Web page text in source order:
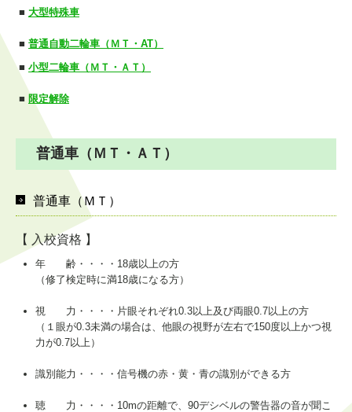
■ 大型特殊車
■ 普通自動二輪車（ＭＴ・AT）
■ 小型二輪車（ＭＴ・ＡＴ）
■ 限定解除
普通車（ＭＴ・ＡＴ）
普通車（ＭＴ）
【 入校資格 】
年 齢・・・・18歳以上の方
（修了検定時に満18歳になる方）
視 力・・・・片眼それぞれ0.3以上及び両眼0.7以上の方
（１眼が0.3未満の場合は、他眼の視野が左右で150度以上かつ視
力が0.7以上）
識別能力・・・・信号機の赤・黄・青の識別ができる方
聴 力・・・・10mの距離で、90デシベルの警告器の音が聞こ